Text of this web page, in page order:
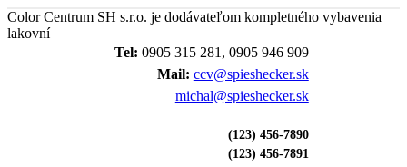
Color Centrum SH s.r.o. je dodávateľom kompletného vybavenia
lakovní
Tel: 0905 315 281, 0905 946 909
Mail: ccv@spieshecker.sk
michal@spieshecker.sk
(123) 456-7890
(123) 456-7891